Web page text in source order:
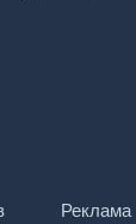
Реклама